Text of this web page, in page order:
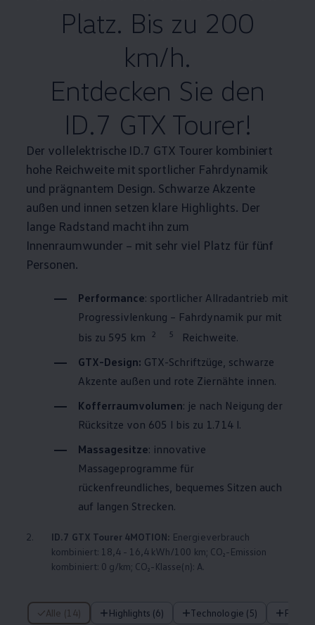
Platz. Bis zu 200
km/h.
Entdecken Sie den
ID.7 GTX Tourer!
Der vollelektrische ID.7 GTX Tourer kombiniert
hohe Reichweite mit sportlicher Fahrdynamik
und prägnantem Design. Schwarze Akzente
außen und innen setzen klare Highlights. Der
lange Radstand macht ihn zum
Innenraumwunder – mit sehr viel Platz für fünf
Personen.
Performance: sportlicher Allradantrieb mit
Progressivlenkung – Fahrdynamik pur mit
bis zu 595 km
2 5
Reichweite.
GTX-Design: GTX-Schriftzüge, schwarze
Akzente außen und rote Ziernähte innen.
Kofferraumvolumen: je nach Neigung der
Rücksitze von 605 l bis zu 1.714 l.
Massagesitze: innovative
Massageprogramme für
rückenfreundliches, bequemes Sitzen auch
auf langen Strecken.
2. ID.7 GTX Tourer 4MOTION: Energieverbrauch
kombiniert: 18,4 - 16,4 kWh/100 km; CO₂-Emission
kombiniert: 0 g/km; CO₂-Klasse(n): A.
Alle (14) Highlights (6) Technologie (5)
14 von 14 Details